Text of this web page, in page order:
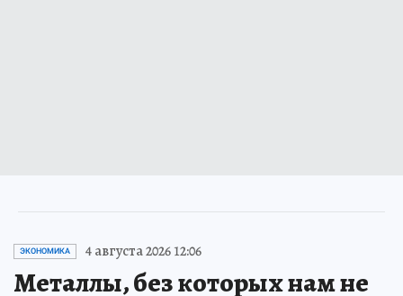
ЭКОНОМИКА 4 августа 2026 12:06
Металлы, без которых нам не